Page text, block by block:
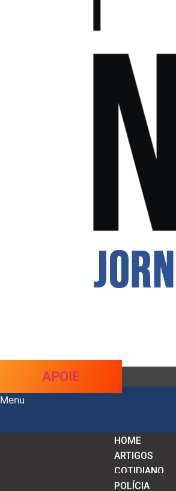
APOIE
Menu
HOME
ARTIGOS
COTIDIANO
POLÍCIA